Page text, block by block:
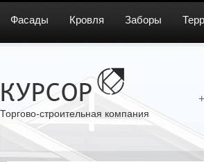
Фасады Кровля Заборы
Торгово-строительная компания